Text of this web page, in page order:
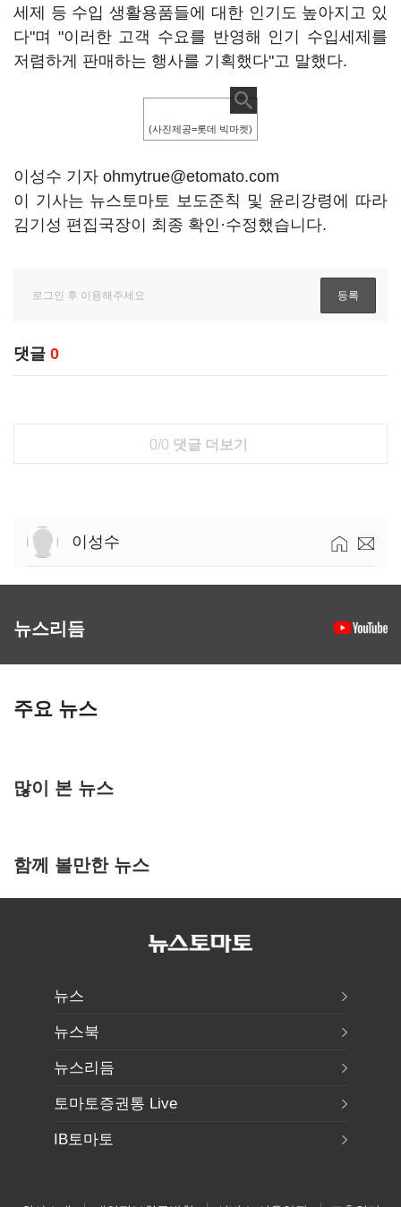
세제 등 수입 생활용품들에 대한 인기도 높아지고 있
다"며 "이러한 고객 수요를 반영해 인기 수입세제를
저렴하게 판매하는 행사를 기획했다"고 말했다.
(사진제공=롯데 빅마켓)
이성수 기자 ohmytrue@etomato.com
이 기사는 뉴스토마토 보도준칙 및 윤리강령에 따라
김기성 편집국장이 최종 확인·수정했습니다.
댓글 0
0/0 댓글 더보기
이성수
뉴스리듬
주요 뉴스
많이 본 뉴스
함께 볼만한 뉴스
뉴스
뉴스북
뉴스리듬
토마토증권통 Live
IB토마토